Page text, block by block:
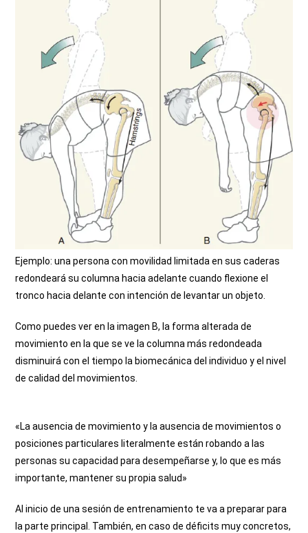
Ejemplo: una persona con movilidad limitada en sus caderas
redondeará su columna hacia adelante cuando flexione el
tronco hacia delante con intención de levantar un objeto.
Como puedes ver en la imagen B, la forma alterada de
movimiento en la que se ve la columna más redondeada
disminuirá con el tiempo la biomecánica del individuo y el nivel
de calidad del movimientos.
«La ausencia de movimiento y la ausencia de movimientos o
posiciones particulares literalmente están robando a las
personas su capacidad para desempeñarse y, lo que es más
importante, mantener su propia salud»
Al inicio de una sesión de entrenamiento te va a preparar para
la parte principal. También, en caso de déficits muy concretos,